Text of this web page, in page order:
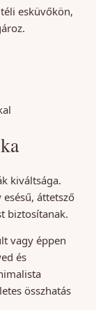
esküvőkön,
kiváltsága.
áttetsző
biztosítanak.
vagy éppen
és
összhatás